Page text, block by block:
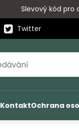
Slevový kód pro
Twitter
KontaktOchrana